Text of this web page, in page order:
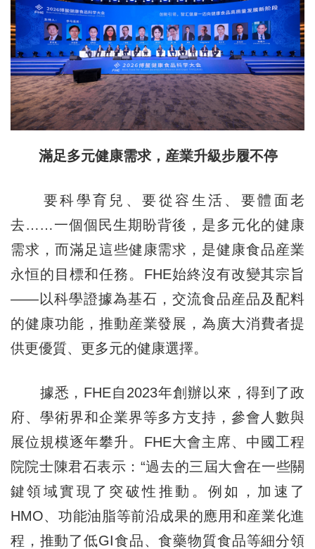
滿足多元健康需求，産業升級步履不停
要科學育兒、要從容生活、要體面老
去……一個個民生期盼背後，是多元化的健康
需求，而滿足這些健康需求，是健康食品産業
永恒的目標和任務。FHE始終沒有改變其宗旨
——以科學證據為基石，交流食品産品及配料
的健康功能，推動産業發展，為廣大消費者提
供更優質、更多元的健康選擇。
據悉，FHE自2023年創辦以來，得到了政
府、學術界和企業界等多方支持，參會人數與
展位規模逐年攀升。FHE大會主席、中國工程
院院士陳君石表示：“過去的三屆大會在一些關
鍵領域實現了突破性推動。例如，加速了
HMO、功能油脂等前沿成果的應用和産業化進
程，推動了低GI食品、食藥物質食品等細分領